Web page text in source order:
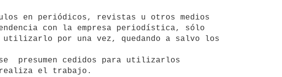
con la empresa periodística, sólo
por una vez, quedando a salvo los
realiza el trabajo.